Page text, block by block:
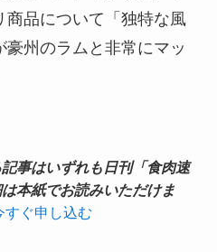
商品について「独特な風
州のラムと非常にマッ
事はいずれも日刊「食肉速
本紙でお読みいただけま
すぐ申し込む